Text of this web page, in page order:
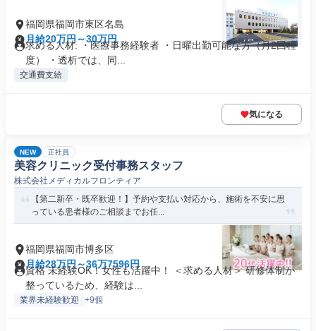
福岡県福岡市東区名島
月給20万円～30万円
求める人材: ・医療事務経験者 ・日曜出勤可能な方（月2回程
度） ・透析では、同...
交通費支給
気になる
NEW 正社員
美容クリニック受付事務スタッフ
株式会社メディカルフロンティア
【第二新卒・既卒歓迎！】予約や支払い対応から、施術を不安に思
っている患者様のご相談までお任...
福岡県福岡市博多区
月給28万円～36万7596円
資格 未経験OK！女性も活躍中！ ＜求める人材＞ 研修体制が
整っているため、経験は...
業界未経験歓迎 +9個